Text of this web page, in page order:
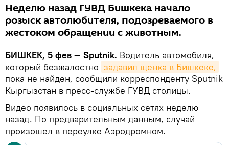
Неделю назад ГУВД Бишкека начало
розыск автолюбителя, подозреваемого в
жестоком обращении с животным.
БИШКЕК, 5 фев — Sputnik. Водитель автомобиля,
который безжалостно задавил щенка в Бишкеке,
пока не найден, сообщили корреспонденту Sputnik
Кыргызстан в пресс-службе ГУВД столицы.
Видео появилось в социальных сетях неделю
назад. По предварительным данным, случай
произошел в переулке Аэродромном.